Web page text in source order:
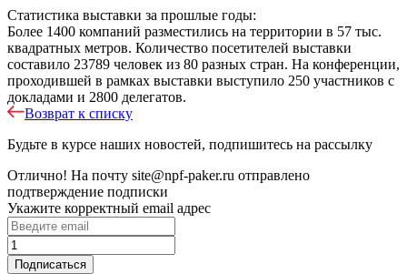
Статистика выставки за прошлые годы:
Более 1400 компаний разместились на территории в 57 тыс.
квадратных метров. Количество посетителей выставки
составило 23789 человек из 80 разных стран. На конференции,
проходившей в рамках выставки выступило 250 участников с
докладами и 2800 делегатов.
Возврат к списку
Будьте в курсе наших новостей, подпишитесь на рассылку
Отлично! На почту site@npf-paker.ru отправлено
подтверждение подписки
Укажите корректный email адрес